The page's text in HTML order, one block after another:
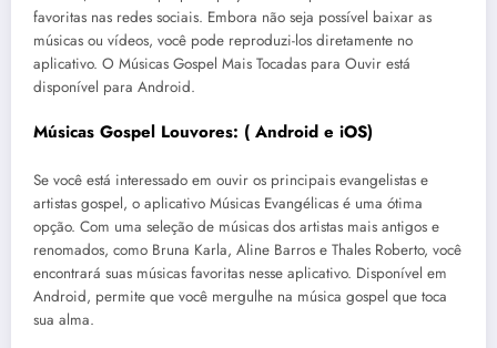
favoritas nas redes sociais. Embora não seja possível baixar as
músicas ou vídeos, você pode reproduzi-los diretamente no
aplicativo. O Músicas Gospel Mais Tocadas para Ouvir está
disponível para Android.
Músicas Gospel Louvores: ( Android e iOS)
Se você está interessado em ouvir os principais evangelistas e
artistas gospel, o aplicativo Músicas Evangélicas é uma ótima
opção. Com uma seleção de músicas dos artistas mais antigos e
renomados, como Bruna Karla, Aline Barros e Thales Roberto, você
encontrará suas músicas favoritas nesse aplicativo. Disponível em
Android, permite que você mergulhe na música gospel que toca
sua alma.